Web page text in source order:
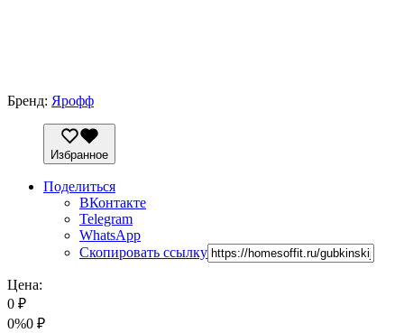
Бренд: Ярофф
Избранное
Поделиться
ВКонтакте
Telegram
WhatsApp
Скопировать ссылку
Цена:
0 ₽
0%0 ₽